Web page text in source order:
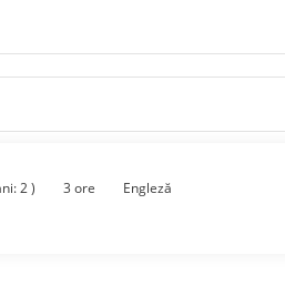
2) 3 ore
Engleză